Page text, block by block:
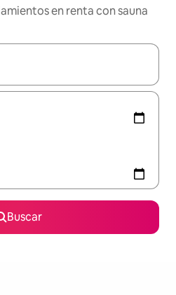
en renta con sauna
disponibles, podrás navegar
Buscar